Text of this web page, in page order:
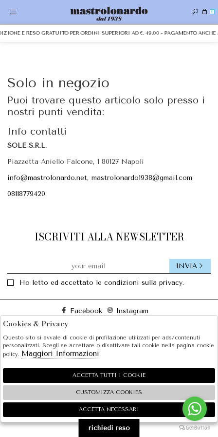
0
E RESO GRATUITO PER ORDINI SUPERIORI AD €. 49,00 - PAGAMENTO ANCHE
Solo in negozio
Puoi trovare questo articolo solo presso i
nostri punti vendita:
Info contatti
SOLE S.R.L.
Piazzetta Aniello Falcone, 1 80127 Napoli
info@mastrolonardo.net, mastrolonardo1938@gmail.com
08118779420
ISCRIVITI ALLA NEWSLETTER
Ho letto ed accettato le condizioni sulla privacy.
INVIA
Facebook Instagram
SOLE S.R.L.
SHOPPING
EXTRA
2026 SOLE S.R.L. - P.iva : 07456781215 Powered byAteliersocietàgruppo Zucchetti
🍪
richiedi reso
Cookies & Privacy
Questo sito si avvale di cookie di profilazione utilizzati per ads/contenuti
personalizzati. Scegli se accettare o disattivare tali cookie nella pagina cookie
policy. Maggiori Informazioni
ACCETTA TUTTI I COOKIE
CUSTOMIZZA COOKIES
ACCETTA NECESSARI